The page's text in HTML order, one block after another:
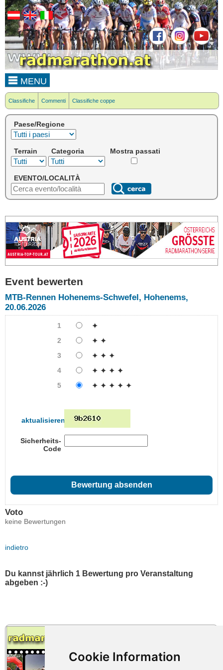
MENU
Classifiche Commenti Classifiche coppe
Paese/Regione
Terrain Categoria Mostra passati
EVENTO/LOCALITÀ
Event bewerten
MTB-Rennen Hohenems-Schwefel, Hohenems,
20.06.2026
1 ✦
2 ✦ ✦
3 ✦ ✦ ✦
4 ✦ ✦ ✦ ✦
5 ✦ ✦ ✦ ✦ ✦
aktualisieren
Sicherheits-
Code
Voto
keine Bewertungen
indietro
Du kannst jährlich 1 Bewertung pro Veranstaltung
abgeben :-)